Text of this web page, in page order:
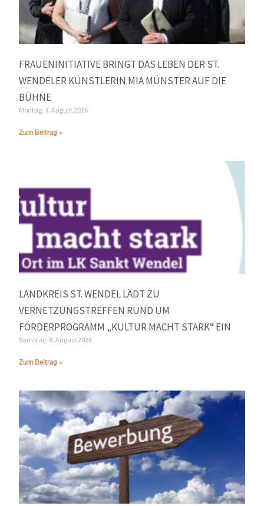
FRAUENINITIATIVE BRINGT DAS LEBEN DER ST.
WENDELER KÜNSTLERIN MIA MÜNSTER AUF DIE
BÜHNE
Montag, 3. August 2026
Zum Beitrag »
LANDKREIS ST. WENDEL LÄDT ZU
VERNETZUNGSTREFFEN RUND UM
FÖRDERPROGRAMM „KULTUR MACHT STARK“ EIN
Samstag, 8. August 2026
Zum Beitrag »